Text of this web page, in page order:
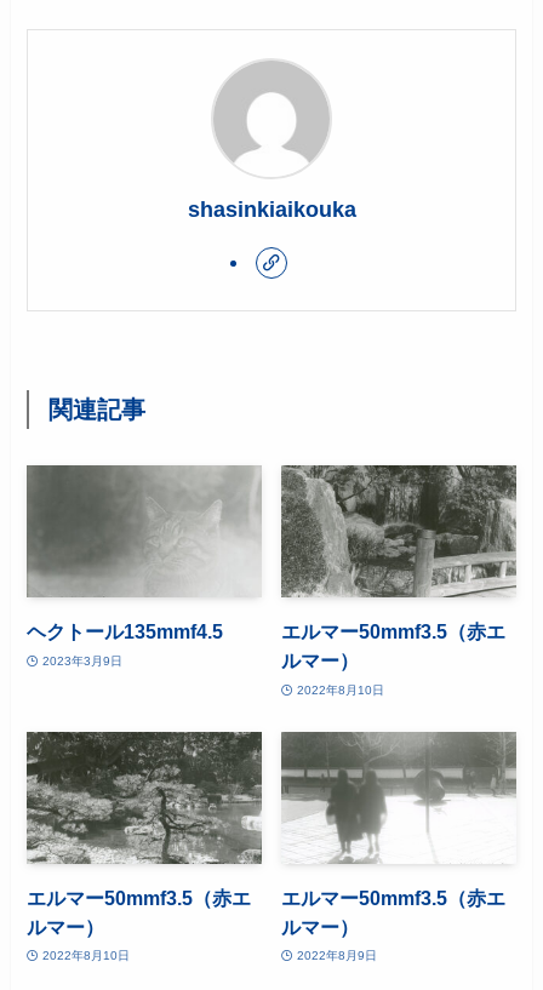
shasinkiaikouka
関連記事
ヘクトール135mmf4.5
2023年3月9日
エルマー50mmf3.5（赤エ
ルマー）
2022年8月10日
エルマー50mmf3.5（赤エ
ルマー）
2022年8月10日
エルマー50mmf3.5（赤エ
ルマー）
2022年8月9日